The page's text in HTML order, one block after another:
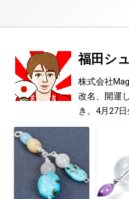
福田シ
株式会社
改名、開運
き。4月27日